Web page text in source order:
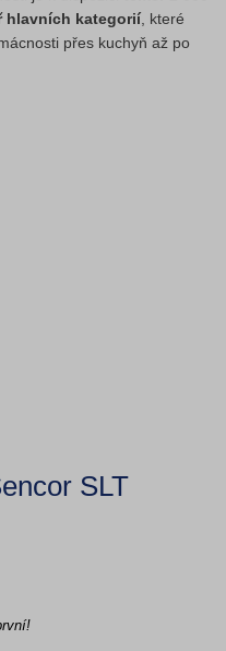
hlavních kategorií , které
přes kuchyň až po
SLT